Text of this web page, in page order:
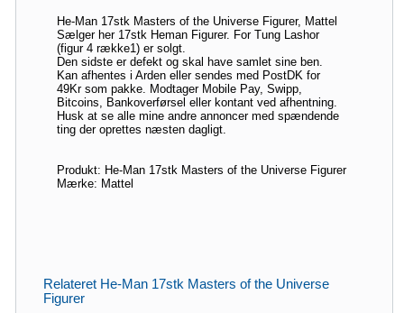
He-Man 17stk Masters of the Universe Figurer, Mattel
Sælger her 17stk Heman Figurer. For Tung Lashor
(figur 4 række1) er solgt.
Den sidste er defekt og skal have samlet sine ben.
Kan afhentes i Arden eller sendes med PostDK for
49Kr som pakke. Modtager Mobile Pay, Swipp,
Bitcoins, Bankoverførsel eller kontant ved afhentning.
Husk at se alle mine andre annoncer med spændende
ting der oprettes næsten dagligt.
Produkt: He-Man 17stk Masters of the Universe Figurer
Mærke: Mattel
Relateret He-Man 17stk Masters of the Universe
Figurer